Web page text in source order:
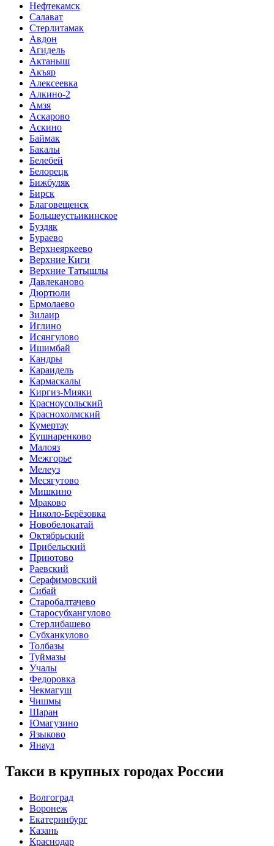
Нефтекамск
Салават
Стерлитамак
Авдон
Агидель
Актаныш
Акъяр
Алексеевка
Алкино-2
Амзя
Аскарово
Аскино
Баймак
Бакалы
Белебей
Белорецк
Бижбуляк
Бирск
Благовещенск
Большеустьикинское
Буздяк
Бураево
Верхнеяркеево
Верхние Киги
Верхние Татышлы
Давлеканово
Дюртюли
Ермолаево
Зилаир
Иглино
Исянгулово
Ишимбай
Кандры
Караидель
Кармаскалы
Киргиз-Мияки
Красноусольский
Краснохолмский
Кумертау
Кушнаренково
Малояз
Межгорье
Мелеуз
Месягутово
Мишкино
Мраково
Николо-Берёзовка
Новобелокатай
Октябрьский
Прибельский
Приютово
Раевский
Серафимовский
Сибай
Старобалтачево
Старосубхангулово
Стерлибашево
Субханкулово
Толбазы
Туймазы
Учалы
Федоровка
Чекмагуш
Чишмы
Шаран
Юмагузино
Языково
Янаул
Такси в крупных городах России
Волгоград
Воронеж
Екатеринбург
Казань
Краснодар